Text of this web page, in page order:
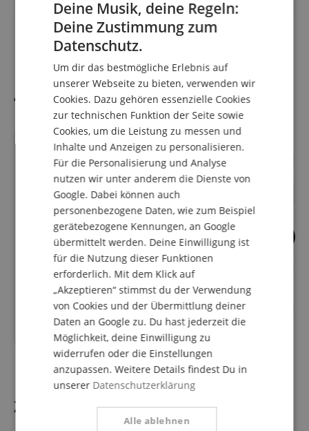
Bestückung
Satelliten/Fullrange
12 Zoll/1 Zoll
Alternativen
7
Pronomic PM42-Party
StagePower Set
einzeln423,48€
379,00€
einzeln
Zubehör
FRENCH
SPANISH
Deine Musik, deine Regeln:
Deine Zustimmung zum
Datenschutz.
Um dir das bestmögliche Erlebnis auf
unserer Webseite zu bieten, verwenden wir
Cookies. Dazu gehören essenzielle Cookies
zur technischen Funktion der Seite sowie
Cookies, um die Leistung zu messen und
Inhalte und Anzeigen zu personalisieren.
Für die Personalisierung und Analyse
nutzen wir unter anderem die Dienste von
Google. Dabei können auch
personenbezogene Daten, wie zum Beispiel
gerätebezogene Kennungen, an Google
übermittelt werden. Deine Einwilligung ist
für die Nutzung dieser Funktionen
erforderlich. Mit dem Klick auf
„Akzeptieren“ stimmst du der Verwendung
von Cookies und der Übermittlung deiner
Daten an Google zu. Du hast jederzeit die
Möglichkeit, deine Einwilligung zu
widerrufen oder die Einstellungen
anzupassen. Weitere Details findest Du in
unserer Datenschutzerklärung
Alle ablehnen